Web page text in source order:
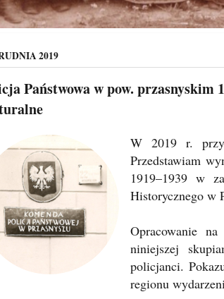
2019
Państwowa w pow. przasnyskim
W 2019 r.
Przedstawiam
1919–1939 w
Historycznego w
Opracowanie
niniejszej
policjanci.
regionu